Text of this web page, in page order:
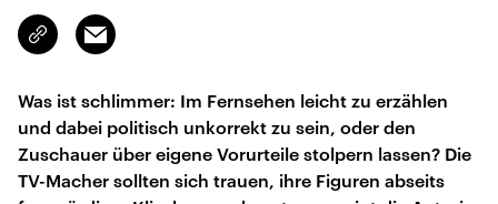
Link
kopieren/teilen
Email
Was ist schlimmer: Im Fernsehen leicht zu erzählen
und dabei politisch unkorrekt zu sein, oder den
Zuschauer über eigene Vorurteile stolpern lassen? Die
TV-Macher sollten sich trauen, ihre Figuren abseits